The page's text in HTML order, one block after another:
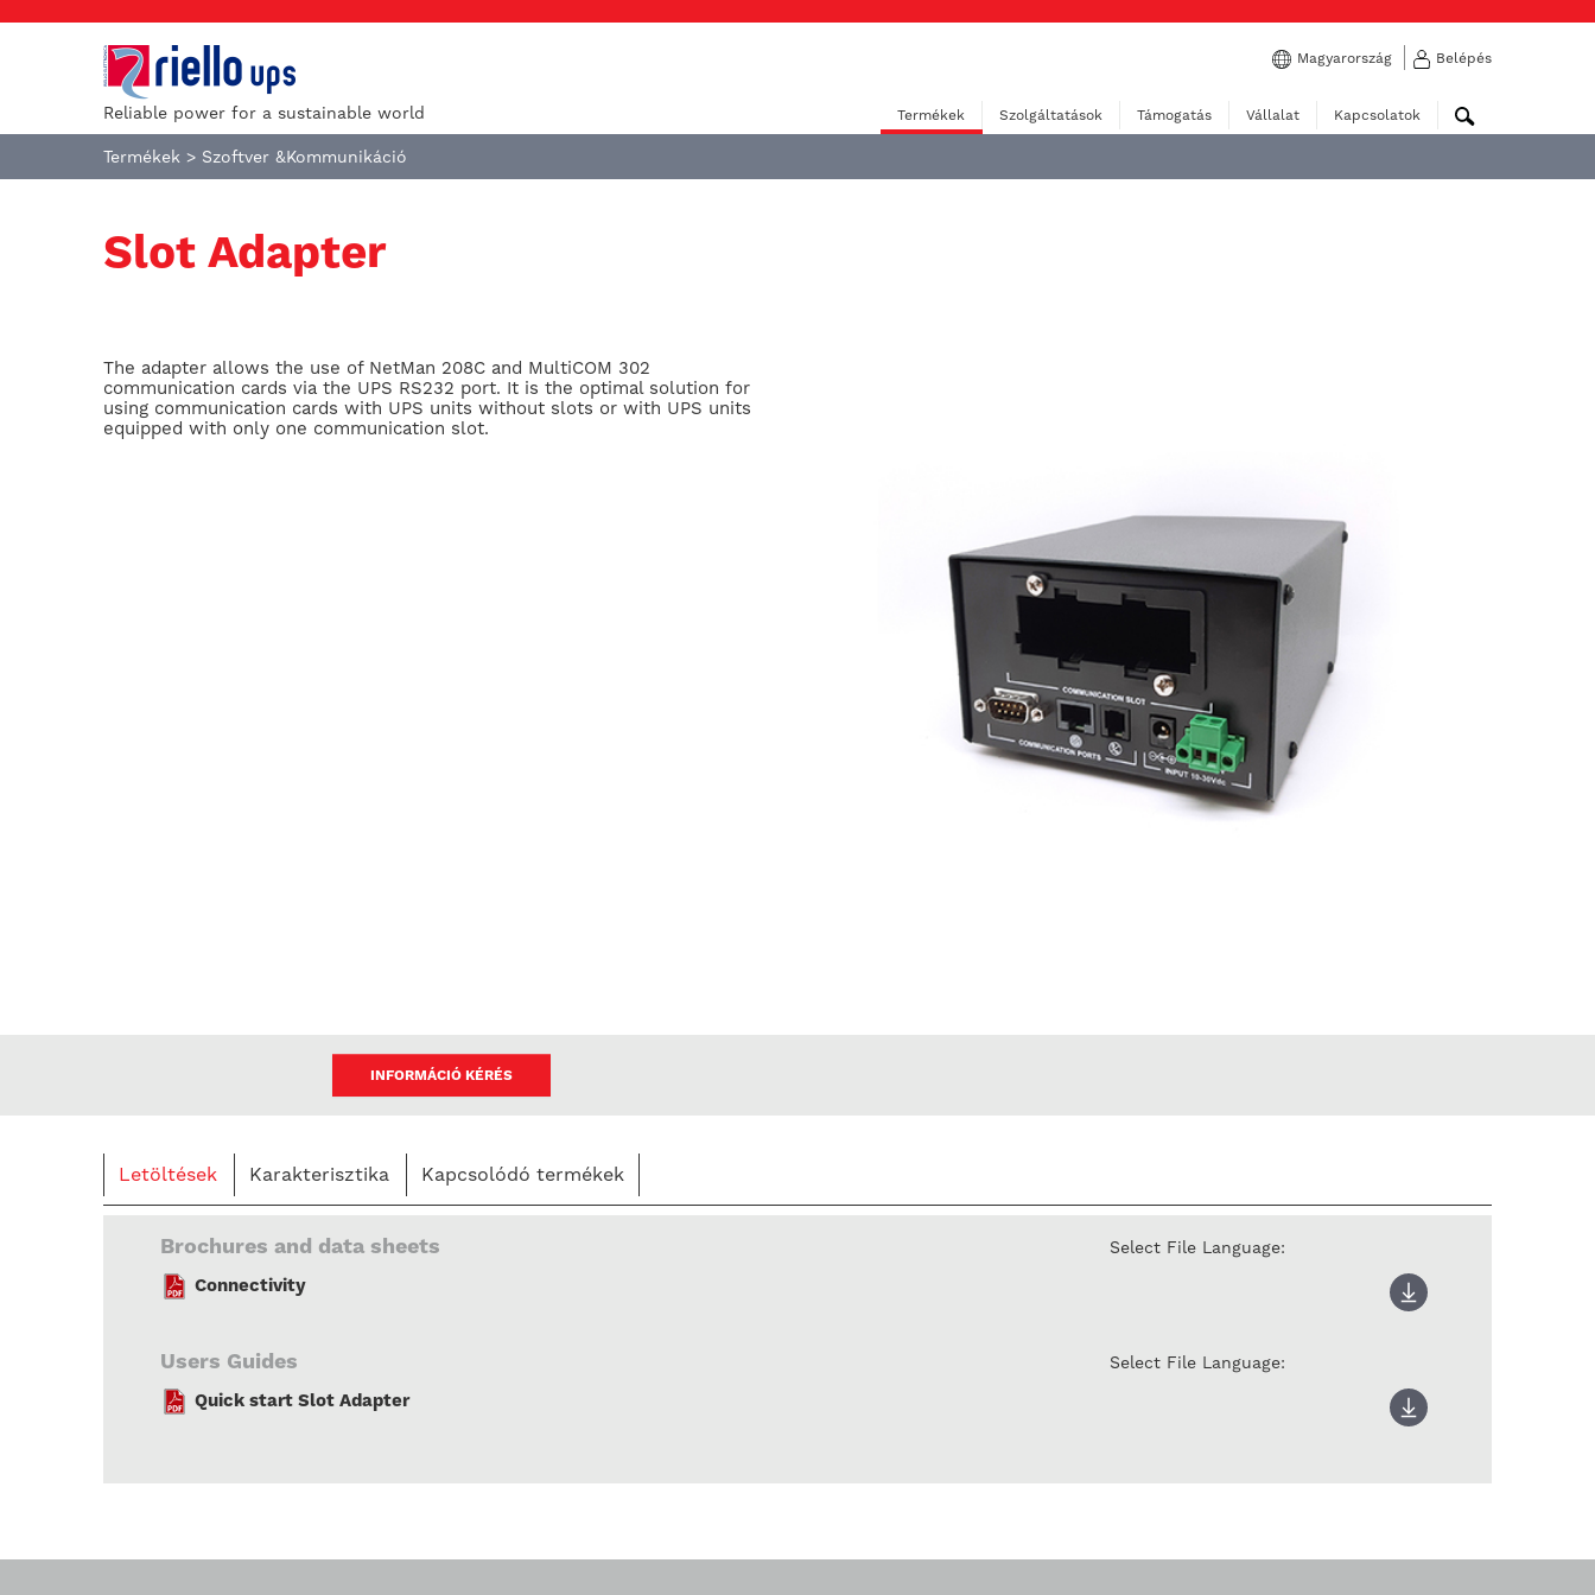
Reliable power for a sustainable world
Magyarország Belépés
Termékek Szolgáltatások Támogatás Vállalat Kapcsolatok
Termékek > Szoftver &Kommunikáció
Slot Adapter
The adapter allows the use of NetMan 208C and MultiCOM 302
communication cards via the UPS RS232 port. It is the optimal solution for
using communication cards with UPS units without slots or with UPS units
equipped with only one communication slot.
INFORMÁCIÓ KÉRÉS
Letöltések Karakterisztika Kapcsolódó termékek
Brochures and data sheets Select File Language:
Connectivity
Users Guides Select File Language:
Quick start Slot Adapter